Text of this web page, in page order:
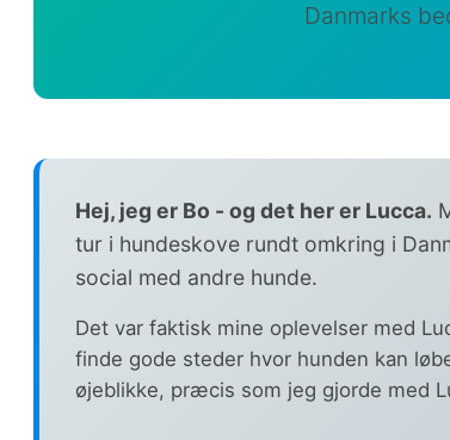
Danmarks
Hej, jeg er Bo - og det her er Lucca.
tur i hundeskove rundt omkring i
social med andre hunde.
Det var faktisk mine oplevelser med
finde gode steder hvor hunden kan
øjeblikke, præcis som jeg gjorde med